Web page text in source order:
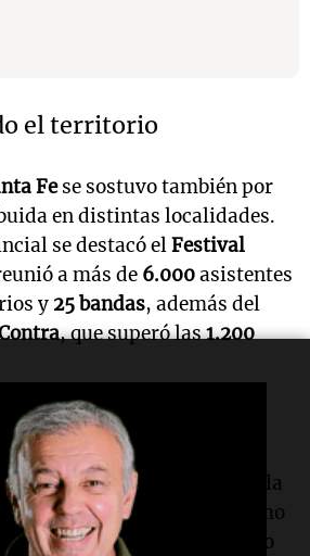
el territorio
Fese sostuvo también por
en distintas localidades.
se destacó elFestival
a más de 6.000asistentes
y 25 bandas, además del
, que superó las1.200
fue sede de la
, mientras que
cicloturismo vinculadas a la
Las Toscas ofreció senderismo
Gálvez impulsó el evento